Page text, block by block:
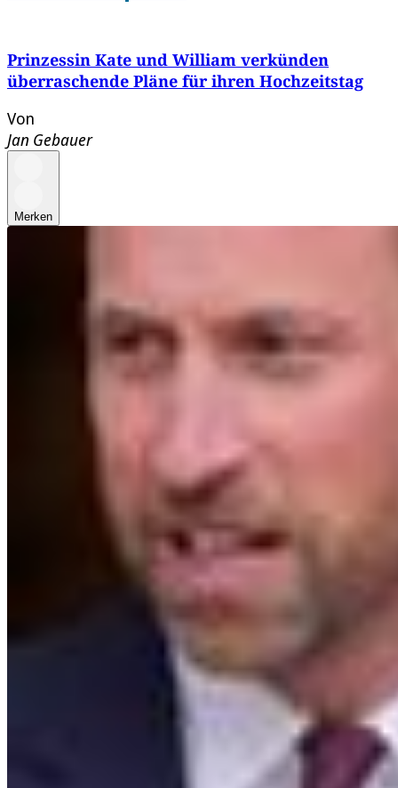
Prinzessin Kate und William verkünden
überraschende Pläne für ihren Hochzeitstag
Von
Jan Gebauer
Merken